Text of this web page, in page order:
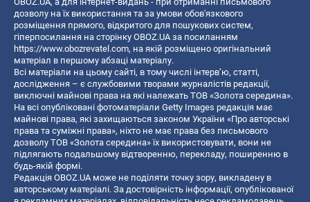
дозволу на їх використання та за умови обов'язкового
розміщення прямого, відкритого для пошукових систем,
гіперпосилання на сторінку OBOZ.UA за посиланням
https://www.obozrevatel.com, на якій розміщено оригінальний
матеріал в першому абзаці матеріалу.
Всі матеріали на цьому сайті, в тому числі інтерв’ю, статті,
дослідження – є службовими творами журналістів редакції,
виключні майнові права на які належать ТОВ «Золота середина».
На всі опубліковані фотоматеріали Getty Images редакція має
майнові права, які захищаються законом України «Про авторські
права та суміжні права», ніхто не має права без письмового
дозволу ТОВ «Золота середина» їх використовувати, вони не
підлягають подальшому відтворенню, перекладу, поширенню в
будь-якій формі.
Редакція OBOZ.UA може не поділяти точку зору, викладену в
авторському матеріалі. За достовірність інформації, опублікованої